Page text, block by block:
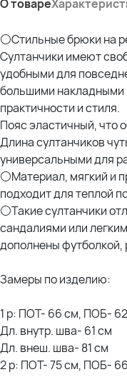
О товаре
⚪Стильные брюки на
Султанчики имеют
удобными для
большими
практичности и стиля.
Пояс эластичный, что
Длина султанчиков
универсальными для
⚪Материал, мягкий и
подходит для теплой
⚪Такие султанчики
сандалиями или
дополнены футболкой,
Замеры по изделию:
1 р: ПОТ- 66 см, ПОБ-
Дл. внутр. шва- 61 см
Дл. внеш. шва- 81 см
2 р: ПОТ- 75 см, ПОБ-